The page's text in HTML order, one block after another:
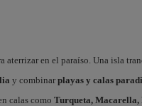
aterrizar en el paraíso. Una isla
y combinar playas y calas
calas como Turqueta, Macarella,